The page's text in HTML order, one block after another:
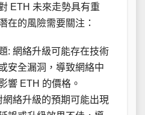
ETH 未來走勢具有重
在的風險需要關注：
: 網絡升級可能存在技術
安全漏洞，導致網絡中
響 ETH 的價格。
絡升級的預期可能出現